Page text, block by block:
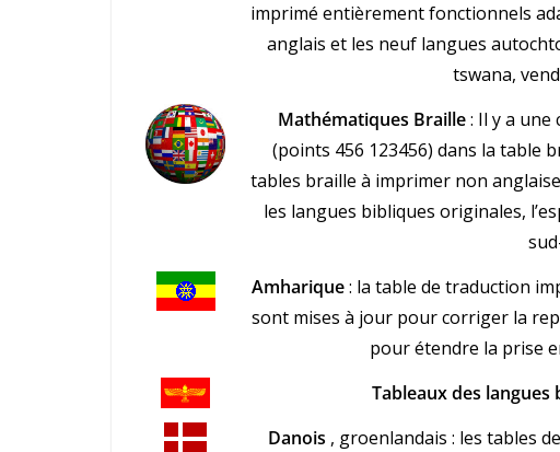
imprimé entièrement fonctionnels
anglais et les neuf langues
tswana,
Mathématiques Braille: Il y a
(points 456 123456) dans la table
tables braille à imprimer non
les langues bibliques originales,
Amharique: la table de traduction
sont mises à jour pour corriger la
pour étendre la prise
Tableaux des
Danois , groenlandais : les tables